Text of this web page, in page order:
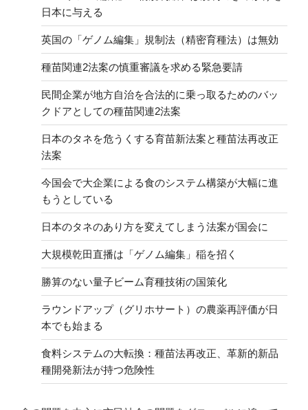
日本に与える
英国の「ゲノム編集」規制法（精密育種法）は無効
種苗関連2法案の慎重審議を求める緊急要請
民間企業が地方自治を合法的に乗っ取るためのバッ
クドアとしての種苗関連2法案
日本のタネを危うくする育苗新法案と種苗法再改正
法案
今国会で大企業による食のシステム構築が大幅に進
もうとしている
日本のタネのあり方を変えてしまう法案が国会に
大規模乾田直播は「ゲノム編集」稲を招く
勝算のない量子ビーム育種技術の国策化
ラウンドアップ（グリホサート）の農薬再評価が日
本でも始まる
食料システムの大転換：種苗法再改正、革新的新品
種開発新法が持つ危険性